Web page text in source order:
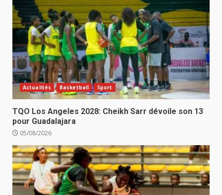
Actualités Basketball Sport
TQO Los Angeles 2028: Cheikh Sarr dévoile son 13
pour Guadalajara
05/08/2026